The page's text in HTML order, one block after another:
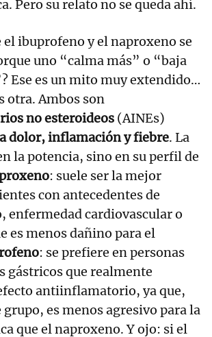
Pero su relato no se queda ahí.
el ibuprofeno y el naproxeno se
uno “calma más” o “baja
Ese es un mito muy extendido…
otra. Ambos son
no esteroideos (AINEs)
dolor, inflamación y fiebre. La
la potencia, sino en su perfil de
: suele ser la mejor
con antecedentes de
enfermedad cardiovascular o
es menos dañino para el
: se prefiere en personas
gástricos que realmente
antiinflamatorio, ya que,
es menos agresivo para la
que el naproxeno. Y ojo: si el